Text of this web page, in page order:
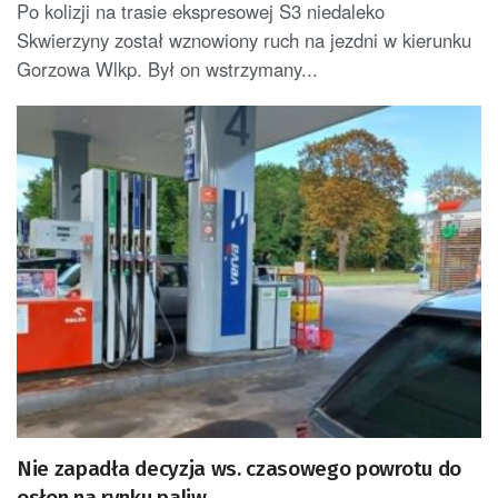
Po kolizji na trasie ekspresowej S3 niedaleko
Skwierzyny został wznowiony ruch na jezdni w kierunku
Gorzowa Wlkp. Był on wstrzymany...
Nie zapadła decyzja ws. czasowego powrotu do